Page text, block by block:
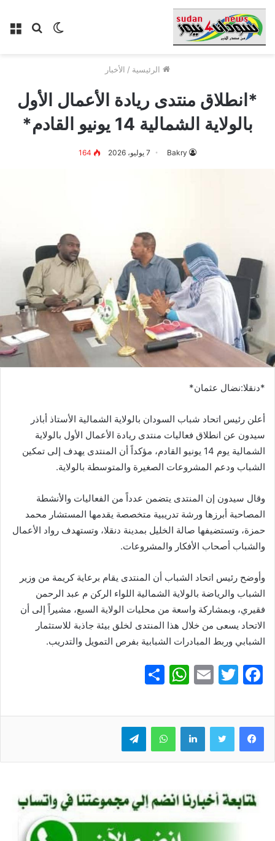
بحث الوضع
الرئيسية / الأخبار
*انطلاق منتدى ريادة الأعمال الأول
بالولاية الشمالية 14 يونيو القادم*
Bakry 7 يوليو، 2026 164
*دنقلا:نضال عثمان*
أعلن رئيس اتحاد شباب السودان بالولاية الشمالية الأستاذ أباذر
سيدون عن انطلاق فعاليات منتدى ريادة الأعمال الأول بالولاية
الشمالية يوم 14 يونيو القادم، مؤكداً أن المنتدى يهدف إلى تمكين
الشباب ودعم المشروعات الصغيرة والمتوسطة بالولاية.
وقال سيدون إن المنتدى يتضمن عدداً من الفعاليات والأنشطة
المصاحبة أبرزها ورشة تدريبية متخصصة يقدمها المستشار محمد
حمزة، وتستضيفها صالة الخليل بمدينة دنقلا، وتستهدف رواد الأعمال
والشباب أصحاب الأفكار والمشروعات.
وأوضح رئيس اتحاد الشباب أن المنتدى يقام برعاية كريمة من وزير
الشباب والرياضة بالولاية الشمالية اللواء الركن م عبد الرحمن
فقيري، وبمشاركة واسعة من محليات الولاية السبع، مشيراً إلى أن
الاتحاد يسعى من خلال هذا المنتدى لخلق بيئة جاذبة للاستثمار
الشبابي وربط المبادرات الشبابية بفرص التمويل والتدريب.
F
c
e
b
o
k
T
itt
er
E
ai
l
W
at
s
A
p
ar
e
لينكدإن واتساب تيلقرام